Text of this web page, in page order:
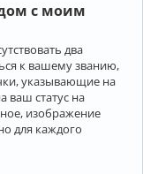
с моим
два
к вашему званию,
указывающие на
ваш статус на
изображение
для каждого